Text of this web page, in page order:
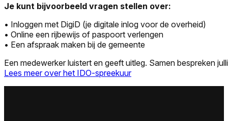
Je kunt bijvoorbeeld vragen stellen over:
• Inloggen met DigiD (je digitale inlog voor de overheid)
• Online een rijbewijs of paspoort verlengen
• Een afspraak maken bij de gemeente
Een medewerker luistert en geeft uitleg. Samen bespreken
Lees meer over het IDO-spreekuur